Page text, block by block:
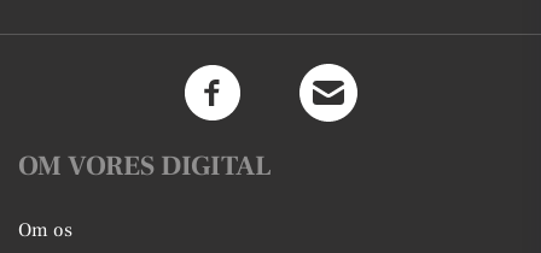
OM VORES DIGITAL
Om os